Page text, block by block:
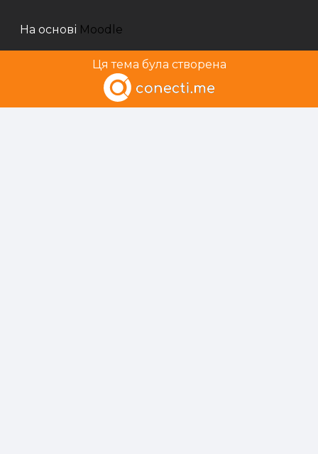
На основі Moodle
Ця тема була створена